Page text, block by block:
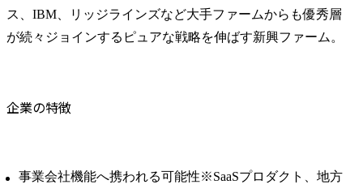
ス、IBM、リッジラインズなど大手ファームからも優秀層
が続々ジョインするピュアな戦略を伸ばす新興ファーム。
企業の特徴
事業会社機能へ携われる可能性※SaaSプロダクト、地方